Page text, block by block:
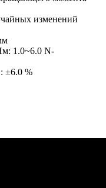
изменений
1.0~6.0 N-
±6.0 %